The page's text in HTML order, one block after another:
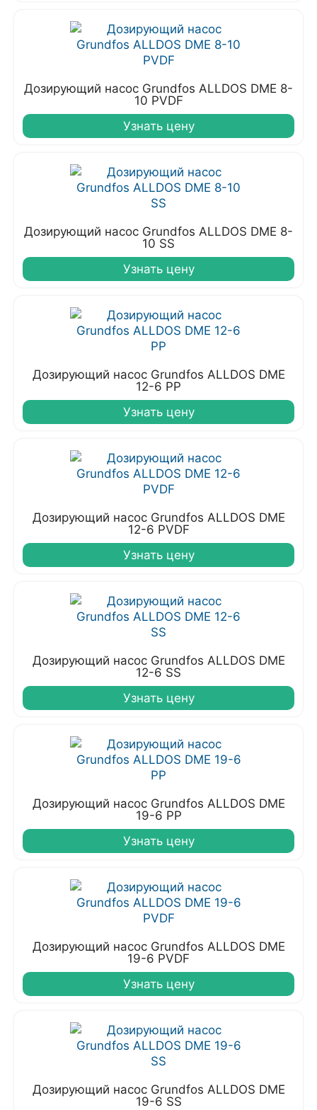
Дозирующий насос Grundfos ALLDOS DME 8-
10 PVDF
Узнать цену
Дозирующий насос Grundfos ALLDOS DME 8-
10 SS
Узнать цену
Дозирующий насос Grundfos ALLDOS DME
12-6 PP
Узнать цену
Дозирующий насос Grundfos ALLDOS DME
12-6 PVDF
Узнать цену
Дозирующий насос Grundfos ALLDOS DME
12-6 SS
Узнать цену
Дозирующий насос Grundfos ALLDOS DME
19-6 PP
Узнать цену
Дозирующий насос Grundfos ALLDOS DME
19-6 PVDF
Узнать цену
Дозирующий насос Grundfos ALLDOS DME
19-6 SS